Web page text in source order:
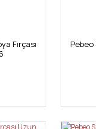
Fırçası
Pebeo